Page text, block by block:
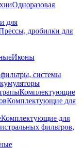
Одноразовая
для
дробилки для
Иконы
системы
Комплектующие
Комплектующие для
Комплектующие для
фильтров,